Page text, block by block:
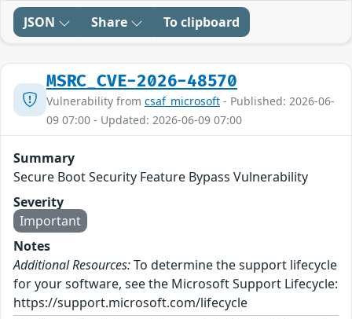
JSON Share To clipboard
MSRC_CVE-2026-48570
Vulnerability from csaf_microsoft - Published: 2026-06-
09 07:00 - Updated: 2026-06-09 07:00
Summary
Secure Boot Security Feature Bypass Vulnerability
Severity
Important
Notes
Additional Resources:To determine the support lifecycle
for your software, see the Microsoft Support Lifecycle:
https://support.microsoft.com/lifecycle